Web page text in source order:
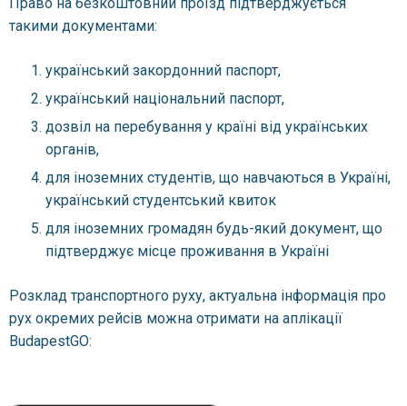
такими документами:
український закордонний паспорт,
український національний паспорт,
дозвіл на перебування у країні від українських
органів,
для іноземних студентів, що навчаються в Україні,
український студентський квиток
для іноземних громадян будь-який документ, що
підтверджує місце проживання в Україні
Розклад транспортного руху, актуальна інформація про
рух окремих рейсів можна отримати на аплікації
BudapestGO: